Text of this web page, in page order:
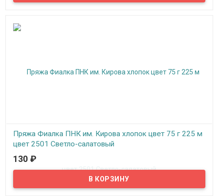
Пряжа Фиалка ПНК им. Кирова хлопок цвет 75 г 225 м
цвет 2501 Светло-салатовый
В наличии
Нитки для вязания "Фиалка" хлопок, цвет 2501 Светло-
салатовый, ПНК им. Кирова
130 ₽